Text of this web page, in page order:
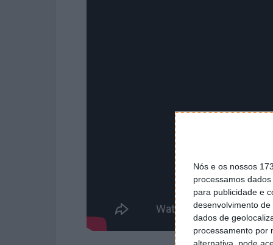
Nós e os nossos
processamos
para publicidade e
desenvolvimento de
dados de
processamento por